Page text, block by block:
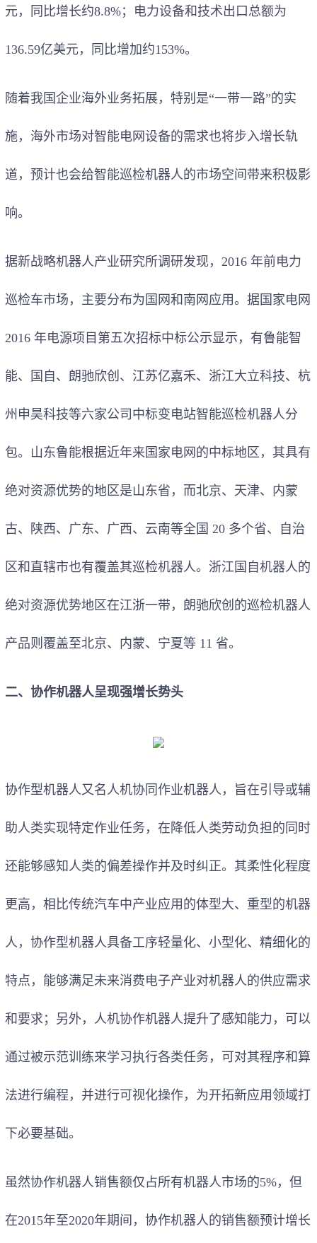
元，同比增长约8.8%；电力设备和技术出口总额为
136.59亿美元，同比增加约153%。
随着我国企业海外业务拓展，特别是“一带一路”的实
施，海外市场对智能电网设备的需求也将步入增长轨
道，预计也会给智能巡检机器人的市场空间带来积极影
响。
据新战略机器人产业研究所调研发现，2016 年前电力
巡检车市场，主要分布为国网和南网应用。据国家电网
2016 年电源项目第五次招标中标公示显示，有鲁能智
能、国自、朗驰欣创、江苏亿嘉禾、浙江大立科技、杭
州申昊科技等六家公司中标变电站智能巡检机器人分
包。山东鲁能根据近年来国家电网的中标地区，其具有
绝对资源优势的地区是山东省，而北京、天津、内蒙
古、陕西、广东、广西、云南等全国 20 多个省、自治
区和直辖市也有覆盖其巡检机器人。浙江国自机器人的
绝对资源优势地区在江浙一带，朗驰欣创的巡检机器人
产品则覆盖至北京、内蒙、宁夏等 11 省。
二、协作机器人呈现强增长势头
协作型机器人又名人机协同作业机器人，旨在引导或辅
助人类实现特定作业任务，在降低人类劳动负担的同时
还能够感知人类的偏差操作并及时纠正。其柔性化程度
更高，相比传统汽车中产业应用的体型大、重型的机器
人，协作型机器人具备工序轻量化、小型化、精细化的
特点，能够满足未来消费电子产业对机器人的供应需求
和要求；另外，人机协作机器人提升了感知能力，可以
通过被示范训练来学习执行各类任务，可对其程序和算
法进行编程，并进行可视化操作，为开拓新应用领域打
下必要基础。
虽然协作机器人销售额仅占所有机器人市场的5%，但
在2015年至2020年期间，协作机器人的销售额预计增长